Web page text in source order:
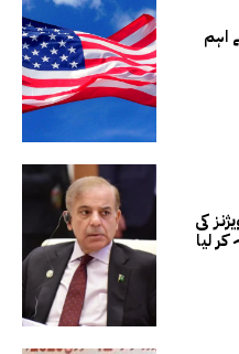
اہم
کی